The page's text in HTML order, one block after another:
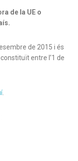
de la UE o
de 2015 i és
entre l’1 de
.